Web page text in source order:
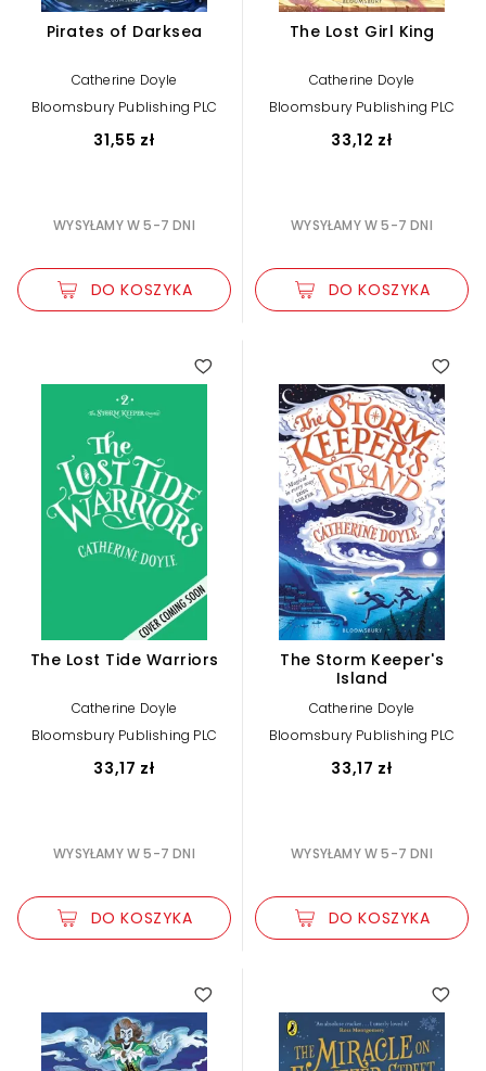
Pirates of Darksea
Catherine Doyle
Bloomsbury Publishing PLC
31,55 zł
WYSYŁAMY W 5-7 DNI
DO KOSZYKA
The Lost Girl King
Catherine Doyle
Bloomsbury Publishing PLC
33,12 zł
WYSYŁAMY W 5-7 DNI
DO KOSZYKA
The Lost Tide Warriors
Catherine Doyle
Bloomsbury Publishing PLC
33,17 zł
WYSYŁAMY W 5-7 DNI
DO KOSZYKA
The Storm Keeper's
Island
Catherine Doyle
Bloomsbury Publishing PLC
33,17 zł
WYSYŁAMY W 5-7 DNI
DO KOSZYKA